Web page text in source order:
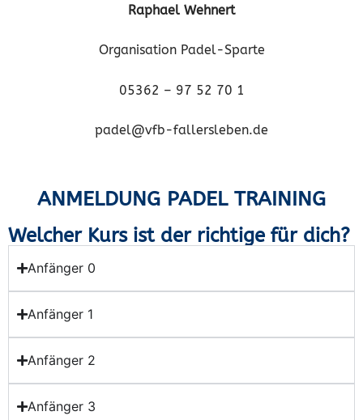
Raphael Wehnert
Organisation Padel-Sparte
05362 – 97 52 70 1
padel@vfb-fallersleben.de
ANMELDUNG PADEL TRAINING
Welcher Kurs ist der richtige für dich?
Anfänger 0
Anfänger 1
Anfänger 2
Anfänger 3